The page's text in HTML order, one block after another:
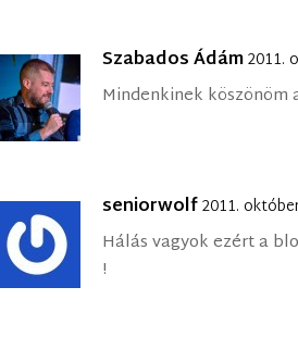
Szabados Ádám2011.
Mindenkinek
seniorwolf2011.
Hálás vagyok ezért a
!